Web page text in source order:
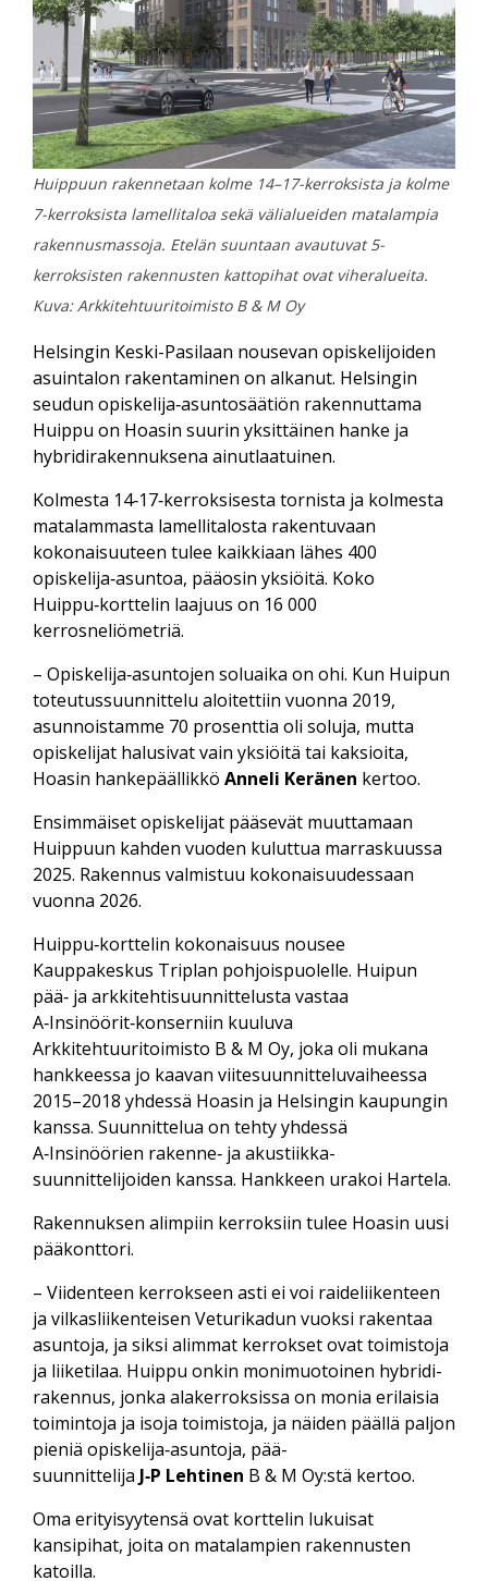
Huippuun rakennetaan kolme 14–17-kerroksista ja kolme
7-kerroksista lamellitaloa sekä välialueiden matalampia
rakennusmassoja. Etelän suuntaan avautuvat 5-
kerroksisten rakennusten kattopihat ovat viheralueita.
Kuva: Arkkitehtuuritoimisto B & M Oy
Helsingin Keski-Pasilaan nousevan opiskelijoiden
asuintalon rakentaminen on alkanut. Helsingin
seudun opiskelija‑asunto­säätiön rakennuttama
Huippu on Hoasin suurin yksittäinen hanke ja
hybridi­rakennuksena ainutlaatuinen.
Kolmesta 14‑17‑kerroksisesta tornista ja kolmesta
matalammasta lamelli­talosta rakentuvaan
kokonaisuuteen tulee kaikkiaan lähes 400
opiskelija‑asuntoa, pääosin yksiöitä. Koko
Huippu‑korttelin laajuus on 16 000
kerrosneliömetriä.
– Opiskelija‑asuntojen soluaika on ohi. Kun Huipun
toteutus­suunnittelu aloitettiin vuonna 2019,
asunnoistamme 70 prosenttia oli soluja, mutta
opiskelijat halusivat vain yksiöitä tai kaksioita,
Hoasin hanke­päällikkö Anneli Keränen kertoo.
Ensimmäiset opiskelijat pääsevät muuttamaan
Huippuun kahden vuoden kuluttua marraskuussa
2025. Rakennus valmistuu kokonaisuudessaan
vuonna 2026.
Huippu‑korttelin kokonaisuus nousee
Kauppakeskus Triplan pohjois­puolelle. Huipun
pää‑ ja arkkitehti­suunnittelusta vastaa
A‑Insinöörit‑konserniin kuuluva
Arkkitehtuuritoimisto B & M Oy, joka oli mukana
hankkeessa jo kaavan viite­suunnittelu­vaiheessa
2015–2018 yhdessä Hoasin ja Helsingin kaupungin
kanssa. Suunnittelua on tehty yhdessä
A‑Insinöörien rakenne‑ ja akustiikka­
suunnittelijoiden kanssa. Hankkeen urakoi Hartela.
Rakennuksen alimpiin kerroksiin tulee Hoasin uusi
pääkonttori.
– Viidenteen kerrokseen asti ei voi raide­liikenteen
ja vilkas­liikenteisen Veturikadun vuoksi rakentaa
asuntoja, ja siksi alimmat kerrokset ovat toimistoja
ja liike­tilaa. Huippu onkin moni­muotoinen hybridi­
rakennus, jonka ala­kerroksissa on monia erilaisia
toimintoja ja isoja toimistoja, ja näiden päällä paljon
pieniä opiskelija‑asuntoja, pää­
suunnittelija J‑P Lehtinen B & M Oy:stä kertoo.
Oma erityisyytensä ovat korttelin lukuisat
kansipihat, joita on matalampien rakennusten
katoilla.